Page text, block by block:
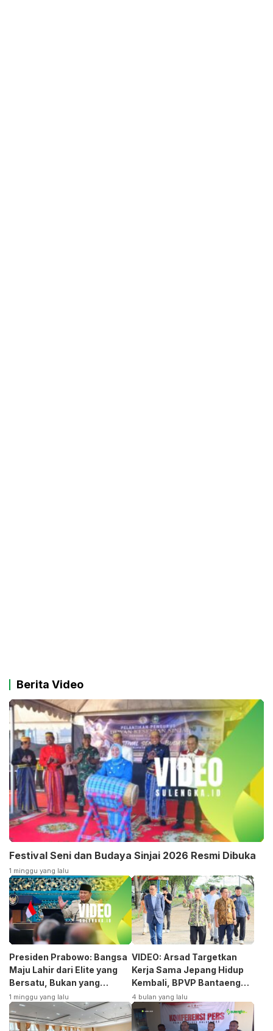
Berita Video
Festival Seni dan Budaya Sinjai 2026 Resmi Dibuka
1 minggu yang lalu
Presiden Prabowo: Bangsa
Maju Lahir dari Elite yang
Bersatu, Bukan yang
Terpecah
1 minggu yang lalu
VIDEO: Arsad Targetkan
Kerja Sama Jepang Hidup
Kembali, BPVP Bantaeng
Siap Bangkitkan Jurusan
Otomotif
4 bulan yang lalu